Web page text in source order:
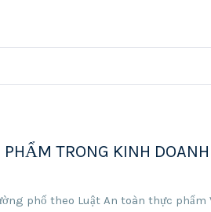
TRONG KINH
phố theo Luật An toàn thực